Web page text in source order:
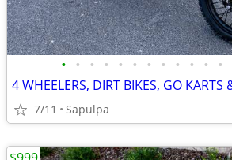
• • • • • • • • • • • •
7/11 Sapulpa